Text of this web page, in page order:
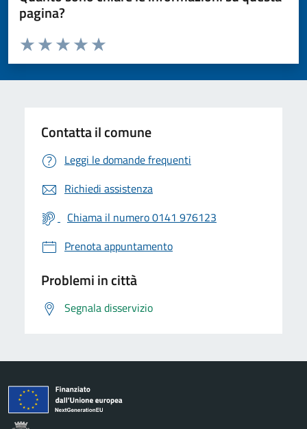
pagina?
Valuta da 1 a 5 stelle la pagina
Valuta 5 stelle su 5
Valuta 4 stelle su 5
Valuta 3 stelle su 5
Valuta 2 stelle su 5
Valuta 1 stelle su 5
Contatta il comune
Leggi le domande frequenti
Richiedi assistenza
Chiama il numero 0141 976123
Prenota appuntamento
Problemi in città
Segnala disservizio